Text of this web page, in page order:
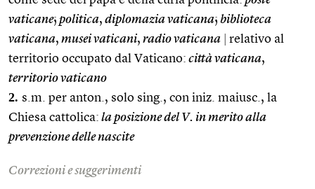
vaticane; politica, diplomazia vaticana; biblioteca
vaticana, musei vaticani, radio vaticana
relativo al
territorio occupato dal Vaticano: città vaticana,
territorio vaticano
2. s.m. per anton., solo sing., con iniz. maiusc., la
Chiesa cattolica: la posizione del V. in merito alla
prevenzione delle nascite
Correzioni e suggerimenti